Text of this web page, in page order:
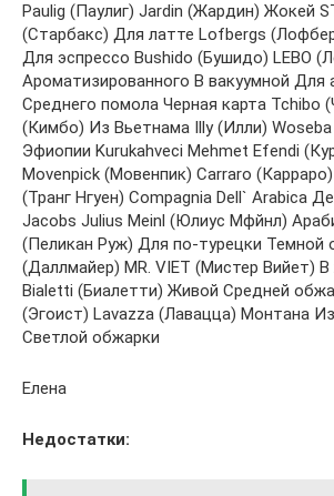
Paulig (Паулиг) Jardin (Жардин) Жокей
(Старбакс) Для латте Lofbergs
Для эспрессо Bushido (Бушидо) LEBO
Ароматизированного В вакуумной Для
Среднего помола Черная карта Tchibo
(Кимбо) Из Вьетнама Illy (Илли)
Эфиопии Kurukahveci Mehmet Efendi
Movenpick (Мовенпик) Carraro
(Транг Нгуен) Compagnia Dell` Arabica
Jacobs Julius Meinl (Юлиус Мфйнл)
(Пеликан Руж) Для по-турецки Темной
(Даллмайер) MR. VIET (Мистер Вийет)
Bialetti (Биалетти) Живой Средней
(Эгоист) Lavazza (Лавацца) Монтана
Светлой обжарки
Елена
Недостатки: